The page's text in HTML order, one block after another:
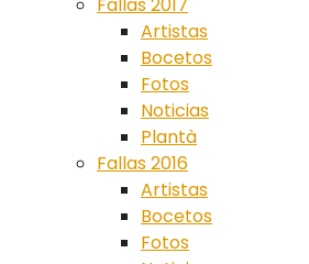
Artistas
Bocetos
Fotos
Noticias
Plantà
Fallas 2016
Artistas
Bocetos
Fotos